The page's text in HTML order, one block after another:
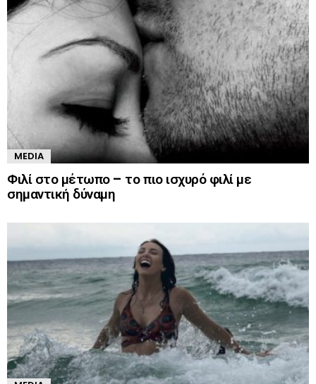
MEDIA
Φιλί στο μέτωπο – το πιο ισχυρό φιλί με
σημαντική δύναμη